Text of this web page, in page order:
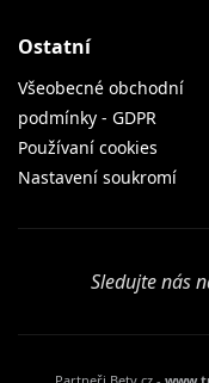
Ostatní
Všeobecné obchodní
podmínky - GDPR
Používaní cookies
Nastavení soukromí
Sledujte nás